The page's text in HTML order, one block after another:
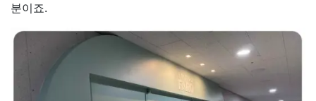
분이죠.